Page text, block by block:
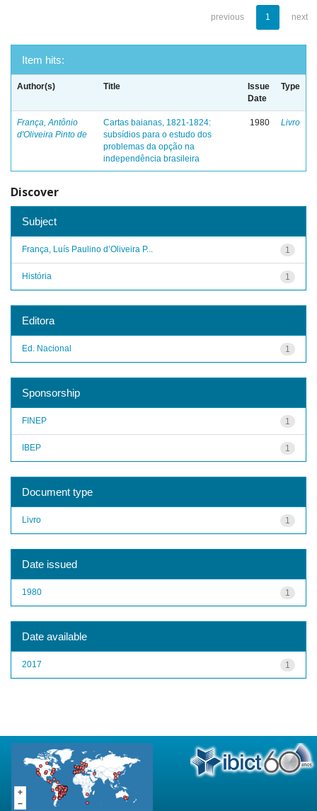
previous 1 next
Item hits:
Author(s) Title
Issue
Date
Type
França, Antônio
d'Oliveira Pinto de
Cartas baianas, 1821-1824:
subsídios para o estudo dos
problemas da opção na
independência brasileira
1980 Livro
Discover
Subject
1
França, Luís Paulino d’Oliveira P...
1
História
Editora
1
Ed. Nacional
Sponsorship
1
FINEP
1
IBEP
Document type
1
Livro
Date issued
1
1980
Date available
1
2017